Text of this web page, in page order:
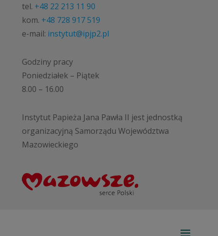
tel. +48 22 213 11 90
kom. +48 728 917 519
e-mail: instytut@ipjp2.pl
Godziny pracy
Poniedziałek – Piątek
8.00 – 16.00
Instytut Papieża Jana Pawła II jest jednostką
organizacyjną Samorządu Województwa
Mazowieckiego